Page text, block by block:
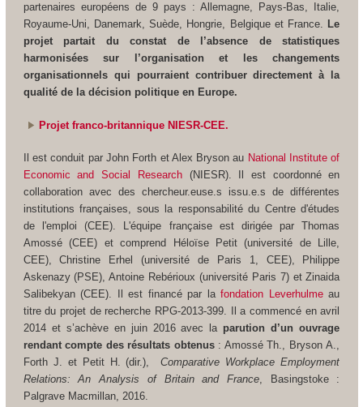
partenaires européens de 9 pays : Allemagne, Pays-Bas, Italie,
Royaume-Uni, Danemark, Suède, Hongrie, Belgique et France. Le
projet partait du constat de l’absence de statistiques
harmonisées sur l’organisation et les changements
organisationnels qui pourraient contribuer directement à la
qualité de la décision politique en Europe.
Projet franco-britannique NIESR-CEE.
Il est conduit par John Forth et Alex Bryson au National Institute of
Economic and Social Research(NIESR). Il est coordonné en
collaboration avec des chercheur.euse.s issu.e.s de différentes
institutions françaises, sous la responsabilité du Centre d'études
de l'emploi (CEE). L'équipe française est dirigée par Thomas
Amossé (CEE) et comprend Héloïse Petit (université de Lille,
CEE), Christine Erhel (université de Paris 1, CEE), Philippe
Askenazy (PSE), Antoine Rebérioux (université Paris 7) et Zinaida
Salibekyan (CEE). Il est financé par lafondation Leverhulmeau
titre du projet de recherche RPG-2013-399. Il a commencé en avril
2014 et s’achève en juin 2016 avec la parution d’un ouvrage
rendant compte des résultats obtenus : Amossé Th., Bryson A.,
Forth J. et Petit H. (dir.),Comparative Workplace Employment
Relations: An Analysis of Britain and France, Basingstoke :
Palgrave Macmillan, 2016.